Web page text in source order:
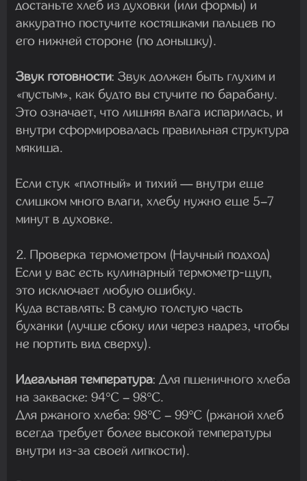
достаньте хлеб из духовки (или формы) и
аккуратно постучите костяшками пальцев по
его нижней стороне (по донышку).
Звук готовности: Звук должен быть глухим и
«пустым», как будто вы стучите по барабану.
Это означает, что лишняя влага испарилась, и
внутри сформировалась правильная структура
мякиша.
Если стук «плотный» и тихий — внутри еще
слишком много влаги, хлебу нужно еще 5–7
минут в духовке.
2. Проверка термометром (Научный подход)
Если у вас есть кулинарный термометр-щуп,
это исключает любую ошибку.
Куда вставлять: В самую толстую часть
буханки (лучше сбоку или через надрез, чтобы
не портить вид сверху).
Идеальная температура: Для пшеничного хлеба
на закваске: 94°C – 98°C.
Для ржаного хлеба: 98°C – 99°C (ржаной хлеб
всегда требует более высокой температуры
внутри из-за своей липкости).